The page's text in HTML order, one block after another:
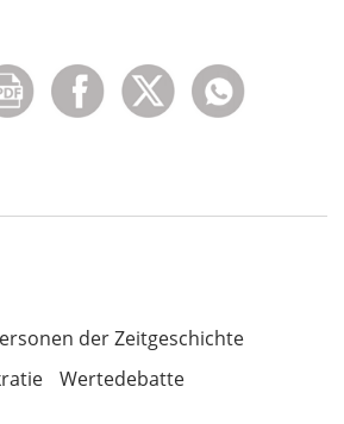
der Zeitgeschichte
Wertedebatte